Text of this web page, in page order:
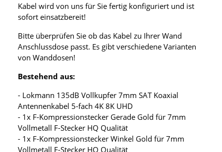
Kabel wird von uns für Sie fertig konfiguriert und ist
sofort einsatzbereit!
Bitte überprüfen Sie ob das Kabel zu Ihrer Wand
Anschlussdose passt. Es gibt verschiedene Varianten
von Wanddosen!
Bestehend aus:
- Lokmann 135dB Vollkupfer 7mm SAT Koaxial
Antennenkabel 5-fach 4K 8K UHD
- 1x F-Kompressionstecker Gerade Gold für 7mm
Vollmetall F-Stecker HQ Qualität
- 1x F-Kompressionstecker Winkel Gold für 7mm
Vollmetall F-Stecker HQ Qualität